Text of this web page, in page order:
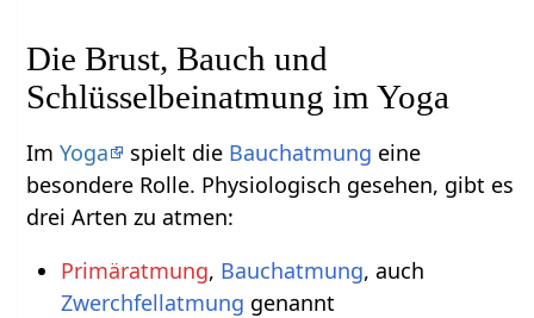
Die Brust, Bauch und
Schlüsselbeinatmung im Yoga
ImYoga spielt die Bauchatmung eine
besondere Rolle. Physiologisch gesehen, gibt es
drei Arten zu atmen:
Primäratmung, Bauchatmung, auch
Zwerchfellatmung genannt